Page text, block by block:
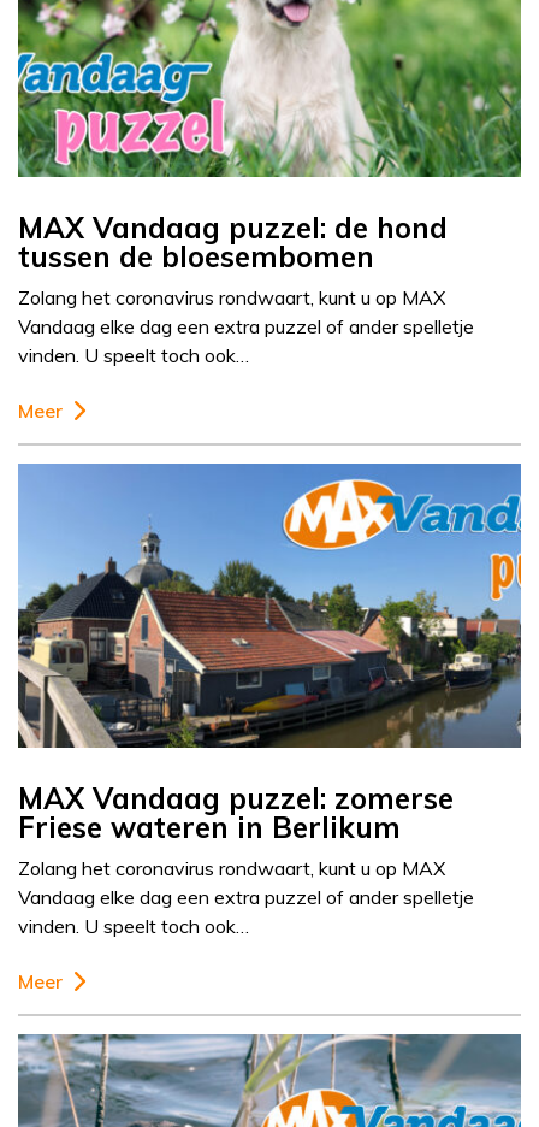
MAX Vandaag puzzel: de hond
tussen de bloesembomen
Zolang het coronavirus rondwaart, kunt u op MAX
Vandaag elke dag een extra puzzel of ander spelletje
vinden. U speelt toch ook…
Meer
MAX Vandaag puzzel: zomerse
Friese wateren in Berlikum
Zolang het coronavirus rondwaart, kunt u op MAX
Vandaag elke dag een extra puzzel of ander spelletje
vinden. U speelt toch ook…
Meer